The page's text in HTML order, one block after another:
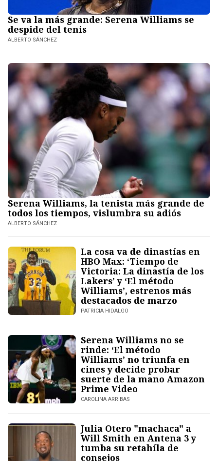
Se va la más grande: Serena Williams se
despide del tenis
ALBERTO SÁNCHEZ
Serena Williams, la tenista más grande de
todos los tiempos, vislumbra su adiós
ALBERTO SÁNCHEZ
La cosa va de dinastías en
HBO Max: ‘Tiempo de
Victoria: La dinastía de los
Lakers’ y ‘El método
Williams’, estrenos más
destacados de marzo
PATRICIA HIDALGO
Serena Williams no se
rinde: ‘El método
Williams’ no triunfa en
cines y decide probar
suerte de la mano Amazon
Prime Video
CAROLINA ARRIBAS
Julia Otero "machaca" a
Will Smith en Antena 3 y
tumba su retahíla de
consejos